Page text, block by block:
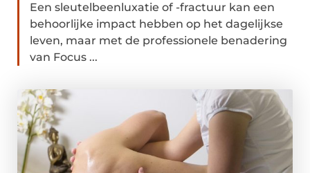
Een sleutelbeenluxatie of -fractuur kan een
behoorlijke impact hebben op het dagelijkse
leven, maar met de professionele benadering
van Focus ...